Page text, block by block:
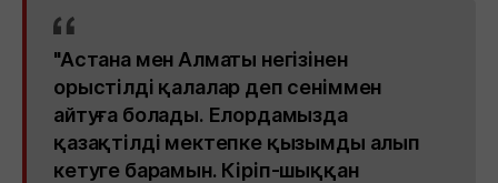
"Астана мен Алматы негізінен
орыстілді қалалар деп сеніммен
айтуға болады. Елордамызда
қазақтілді мектепке қызымды алып
кетуге барамын. Кіріп-шыққан